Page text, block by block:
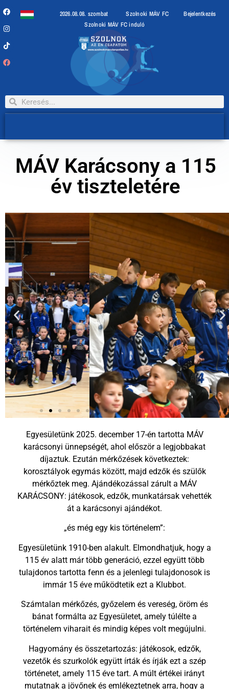
2026.08.08. szombat Szolnoki MÁV FC
Bejelentkezés
Szolnoki MÁV FC induló
MÁV Karácsony a 115
év tiszteletére
Egyesületünk 2025. december 17-én tartotta MÁV
karácsonyi ünnepségét, ahol először a legjobbakat
díjaztuk. Ezután mérkőzések következtek:
korosztályok egymás között, majd edzők és szülők
mérkőztek meg. Ajándékozással zárult a MÁV
KARÁCSONY: játékosok, edzők, munkatársak vehették
át a karácsonyi ajándékot.
„és még egy kis történelem”:
Egyesületünk 1910-ben alakult. Elmondhatjuk, hogy a
115 év alatt már több generáció, ezzel együtt több
tulajdonos tartotta fenn és a jelenlegi tulajdonosok is
immár 15 éve működtetik ezt a Klubbot.
Számtalan mérkőzés, győzelem és vereség, öröm és
bánat formálta az Egyesületet, amely túlélte a
történelem viharait és mindig képes volt megújulni.
Hagyomány és összetartozás: játékosok, edzők,
vezetők és szurkolók együtt írták és írják ezt a szép
történetet, amely 115 éve tart. A múlt értékei irányt
mutatnak a jövőnek és emlékeztetnek arra, hogy a